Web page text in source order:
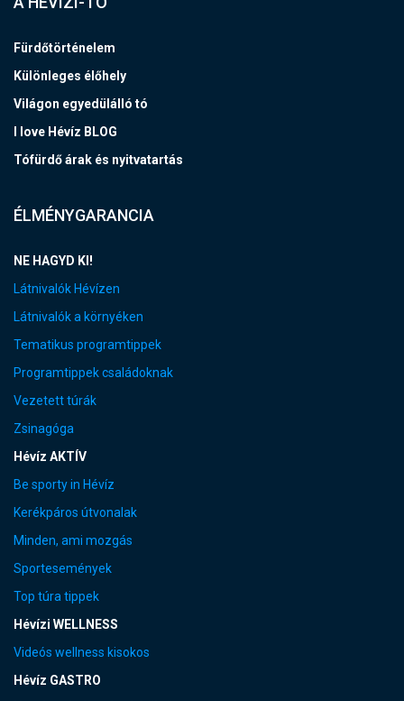
Fürdőtörténelem
Különleges élőhely
Világon egyedülálló tó
I love Hévíz BLOG
Tófürdő árak és nyitvatartás
ÉLMÉNYGARANCIA
NE HAGYD KI!
Látnivalók Hévízen
Látnivalók a környéken
Tematikus programtippek
Programtippek családoknak
Vezetett túrák
Zsinagóga
Hévíz AKTÍV
Be sporty in Hévíz
Kerékpáros útvonalak
Minden, ami mozgás
Sportesemények
Top túra tippek
Hévízi WELLNESS
Videós wellness kisokos
Hévíz GASTRO